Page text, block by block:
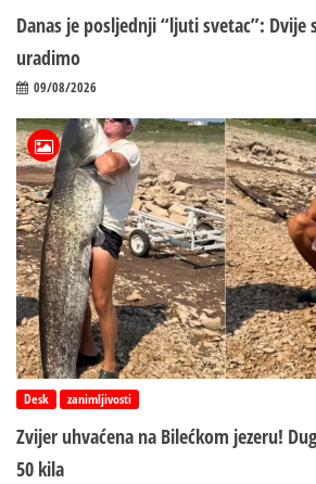
Danas je posljednji “ljuti svetac”: Dvije
uradimo
09/08/2026
Desk zanimljivosti
Zvijer uhvaćena na Bilećkom jezeru!
50 kila